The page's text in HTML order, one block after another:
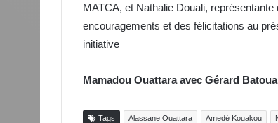
MATCA, et Nathalie Douali,
encouragements et des félicitations au
initiative
Mamadou Ouattara avec Gérard Batoua
Tags Alassane Ouattara Amedé Kouakou